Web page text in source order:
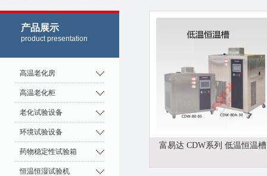
产品展示
product presentation
高温老化房
高温老化柜
老化试验设备
环境试验设备
药物稳定性试验箱
恒温恒湿试验机
富易达 CDW系列 低温恒温槽